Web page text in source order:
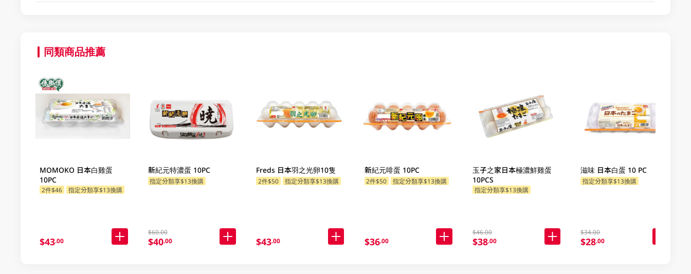
同類商品推薦
MOMOKO 日本白雞蛋
10PC
2件$46 指定分類享$13換購
$43.00
新紀元特濃蛋 10PC
指定分類享$13換購
$60.00
$40.00
Freds 日本羽之光卵10隻
2件$50 指定分類享$13換購
$43.00
新紀元啡蛋 10PC
2件$50 指定分類享$13換購
$36.00
玉子之家日本極濃鮮雞蛋
10PCS
指定分類享$13換購
$46.00
$38.00
滋味 日本白蛋 10 PC
指定分類享$13換購
$34.00
$28.00